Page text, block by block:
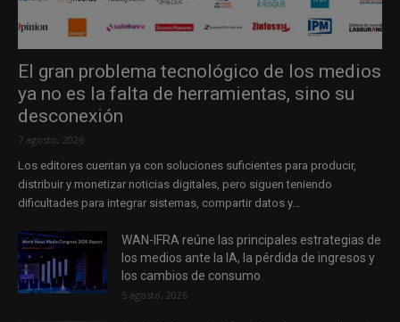
El gran problema tecnológico de los medios
ya no es la falta de herramientas, sino su
desconexión
7 agosto, 2026
Los editores cuentan ya con soluciones suficientes para producir,
distribuir y monetizar noticias digitales, pero siguen teniendo
dificultades para integrar sistemas, compartir datos y...
WAN-IFRA reúne las principales estrategias de
los medios ante la IA, la pérdida de ingresos y
los cambios de consumo
5 agosto, 2026